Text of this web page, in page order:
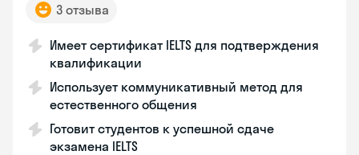
3 отзыва
Имеет сертификат IELTS для подтверждения
квалификации
Использует коммуникативный метод для
естественного общения
Готовит студентов к успешной сдаче
экзамена IELTS